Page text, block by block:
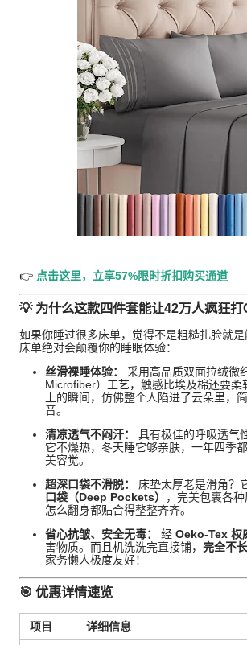
👉 点击这里，立享57%限时折扣购买通道
💡 为什么这款四件套能让42万人疯狂打
如果你睡过很多床单，觉得不是粗糙扎脸就
床单绝对会颠覆你的睡眠体验：
丝滑裸睡体验：
采用高品质双面拉绒微
Microfiber）工艺，触感比埃及棉还要柔
上的瞬间，仿佛整个人陷进了云朵里，
音。
清凉透气不闷汗：
具有极佳的呼吸透气
它不燥热，冬天睡它够亲肤，一年四季
美容觉。
超深口袋不滑脱：
床垫太厚老是滑角？
口袋（Deep Pockets）
，完美包裹各
怎么翻身都贴合得整整齐齐。
省心抗皱、安全无毒：
经 Oeko-Tex 权
害物质。而且机洗洗完直接铺， 完全不
家务懒人极度友好！
🎯 优惠详情速览
项目 详细信息